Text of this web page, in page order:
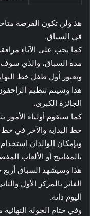
هذ ولن تكون الفرصة
في السباق.
كما يجب على الآباء
مدة السباق، والذي سوف
وبعبور أول طفل خط
هذا وسيتم تنظيم
الجائزة الكبرى.
كما سيقوم أولياء
خط البداية والآخر في خط
وبإمكان الوالدان
بالمفاتيح أو الألعاب
هذا وسيشهد السباق
الفائز بالمركز الأول
اليوم ذاته.
وفي ختام الجولة